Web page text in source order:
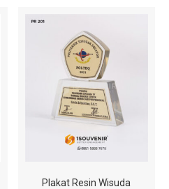
Plakat Resin Wisuda